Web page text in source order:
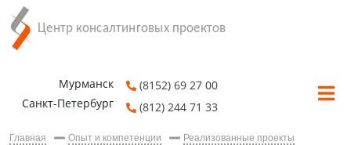
Мурманск
Санкт-Петербург
(8152) 69 27 00
(812) 244 71 33
Главная Опыт и компетенции
Реализованные проекты